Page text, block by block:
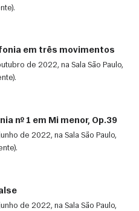
em três movimentos
de 2022, na Sala São Paulo,
nº 1 em Mi menor, Op.39
de 2022, na Sala São Paulo,
de 2022, na Sala São Paulo,